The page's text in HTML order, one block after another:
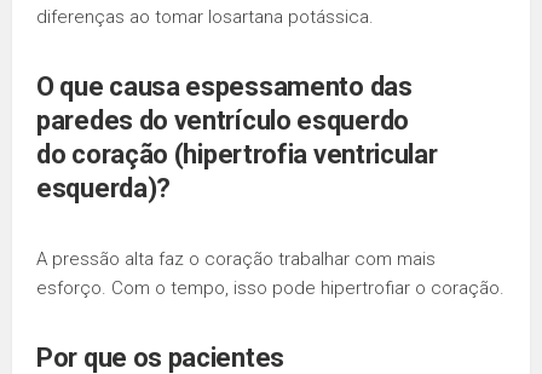
diferenças ao tomar losartana potássica.
O que causa espessamento das
paredes do ventrículo esquerdo
do coração (hipertrofia ventricular
esquerda)?
A pressão alta faz o coração trabalhar com mais
esforço. Com o tempo, isso pode hipertrofiar o coração.
Por que os pacientes